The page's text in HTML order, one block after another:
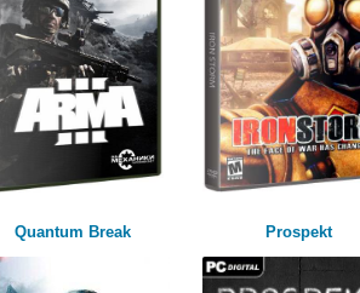
Quantum Break Prospekt